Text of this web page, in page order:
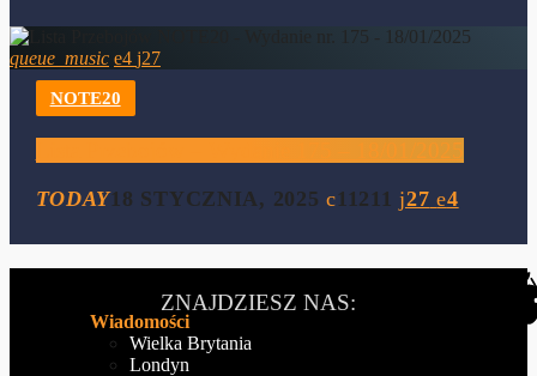
queue_music 4 27
NOTE20
Lista Przebojów – Wydanie 175 – 18/01/2025
TODAY18 STYCZNIA, 2025 11211 27 4
Wiadomości
Wielka Brytania
Londyn
ZNAJDZIESZ NAS: